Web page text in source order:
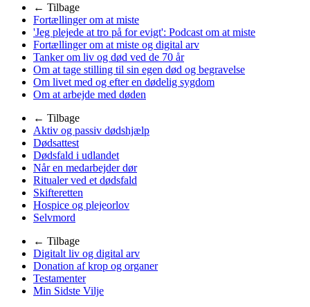
← Tilbage
Fortællinger om at miste
'Jeg plejede at tro på for evigt': Podcast om at miste
Fortællinger om at miste og digital arv
Tanker om liv og død ved de 70 år
Om at tage stilling til sin egen død og begravelse
Om livet med og efter en dødelig sygdom
Om at arbejde med døden
← Tilbage
Aktiv og passiv dødshjælp
Dødsattest
Dødsfald i udlandet
Når en medarbejder dør
Ritualer ved et dødsfald
Skifteretten
Hospice og plejeorlov
Selvmord
← Tilbage
Digitalt liv og digital arv
Donation af krop og organer
Testamenter
Min Sidste Vilje